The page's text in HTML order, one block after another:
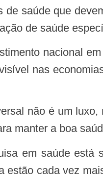
saúde que
de saúde
nas
manter a boa
estão cada vez